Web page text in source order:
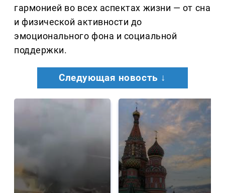
гармонией во всех аспектах жизни — от сна
и физической активности до
эмоционального фона и социальной
поддержки.
Следующая новость ↓